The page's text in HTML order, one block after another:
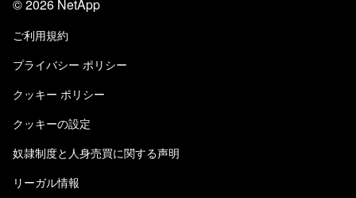
Trust Center
責任と持続可能性
品質に関する認定
NetApp Instaclustr
カスタマー エクスペリエンス
ユーザ事例
当サイトに関するフィードバック
アクセシビリティ
Eメールの登録
©2026 NetApp
ご利用規約
プライバシー ポリシー
クッキー ポリシー
クッキーの設定
奴隷制度と人身売買に関する声明
リーガル情報